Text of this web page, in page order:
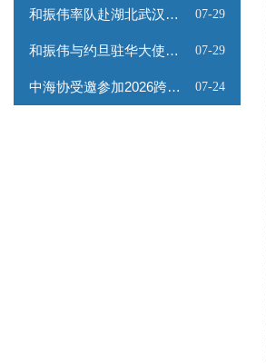
和振伟率队赴湖北武汉调研 07-29
和振伟与约旦驻华大使会谈 07-29
中海协受邀参加2026跨境能源矿产出海专题路演会 07-24